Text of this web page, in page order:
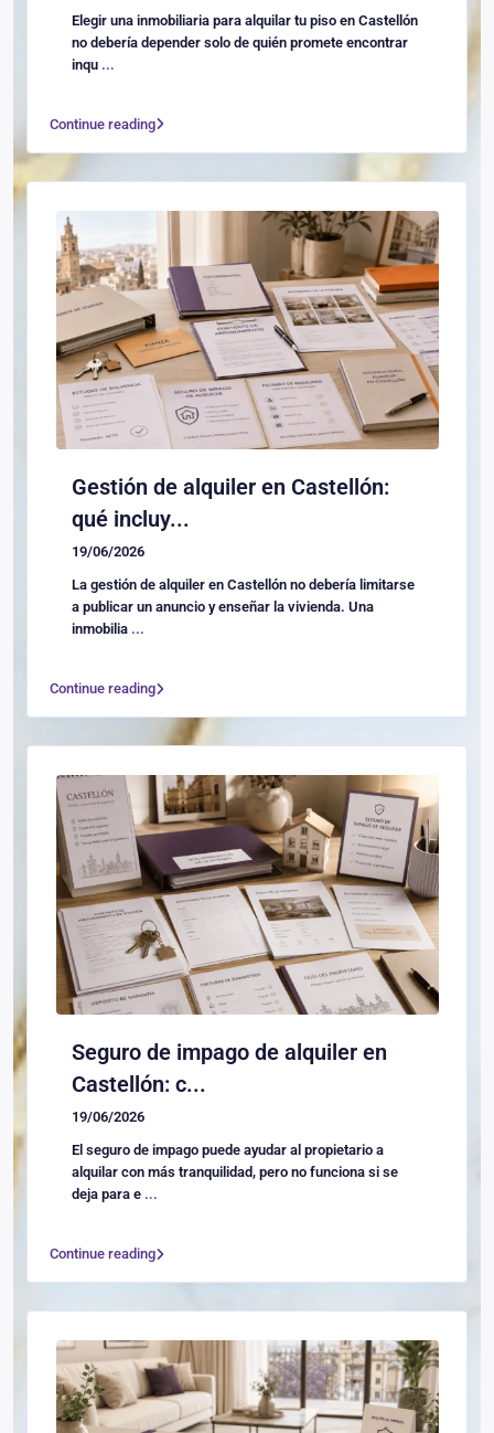
Elegir una inmobiliaria para alquilar tu piso en Castellón
no debería depender solo de quién promete encontrar
inqu ...
Continue reading
Gestión de alquiler en Castellón:
qué incluy...
19/06/2026
La gestión de alquiler en Castellón no debería limitarse
a publicar un anuncio y enseñar la vivienda. Una
inmobilia ...
Continue reading
Seguro de impago de alquiler en
Castellón: c...
19/06/2026
El seguro de impago puede ayudar al propietario a
alquilar con más tranquilidad, pero no funciona si se
deja para e ...
Continue reading